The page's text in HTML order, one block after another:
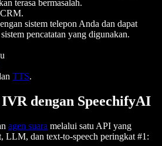
terasa bermasalah.
sistem telepon Anda dan dapat
pencatatan yang digunakan.
TTS.
dengan SpeechifyAI
agen suara melalui satu API yang
LLM, dan text-to-speech peringkat #1: